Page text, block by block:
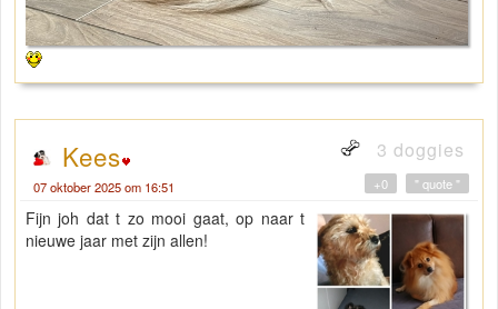
Kees 3 doggies
07 oktober 2025 om 16:51 " quote "
+0
Fijn joh dat t zo mooi gaat, op naar t
nieuwe jaar met zijn allen!